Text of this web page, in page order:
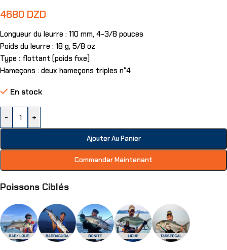
4680 DZD
Longueur du leurre : 110 mm, 4-3/8 pouces
Poids du leurre : 18 g, 5/8 oz
Type : flottant (poids fixe)
Hameçons : deux hameçons triples n°4
En stock
- +
Ajouter Au Panier
Commander Maintenant
Poissons Ciblés